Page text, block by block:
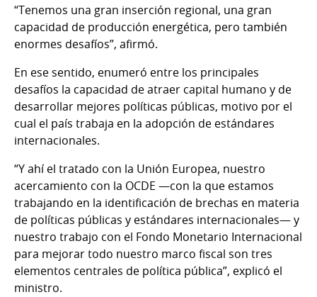
“Tenemos una gran inserción regional, una gran
capacidad de producción energética, pero también
enormes desafíos”, afirmó.
En ese sentido, enumeró entre los principales
desafíos la capacidad de atraer capital humano y de
desarrollar mejores políticas públicas, motivo por el
cual el país trabaja en la adopción de estándares
internacionales.
“Y ahí el tratado con la Unión Europea, nuestro
acercamiento con la OCDE —con la que estamos
trabajando en la identificación de brechas en materia
de políticas públicas y estándares internacionales— y
nuestro trabajo con el Fondo Monetario Internacional
para mejorar todo nuestro marco fiscal son tres
elementos centrales de política pública”, explicó el
ministro.